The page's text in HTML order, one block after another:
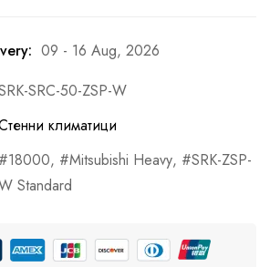
09 - 16 Aug, 2026
SRC-50-ZSP-W
климатици
18000, Mitsubishi Heavy,
SRK-ZSP-
Standard